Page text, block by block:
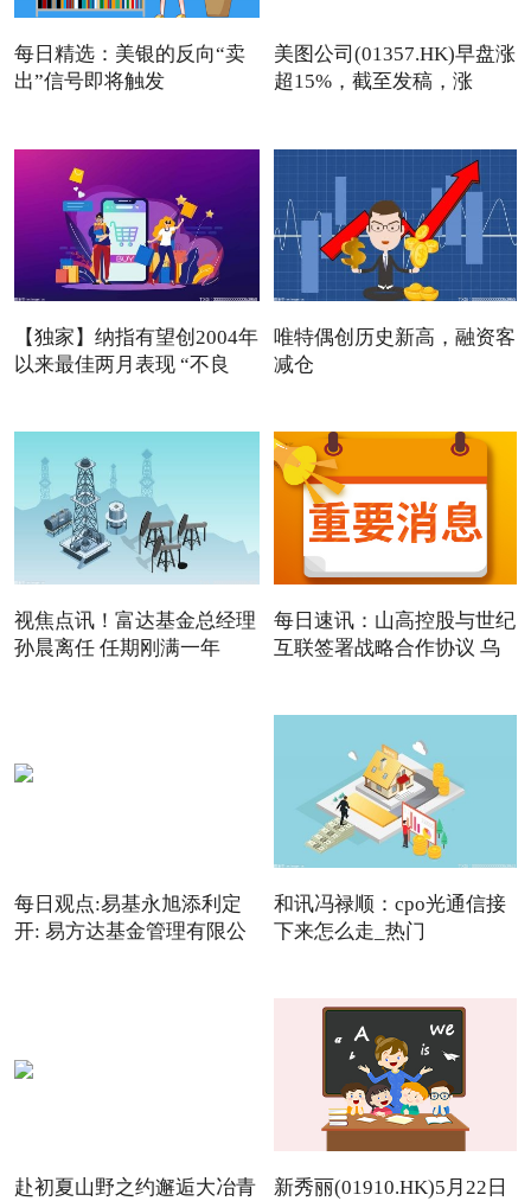
每日精选：美银的反向“卖
出”信号即将触发
美图公司(01357.HK)早盘涨
超15%，截至发稿，涨
【独家】纳指有望创2004年
以来最佳两月表现 “不良
唯特偶创历史新高，融资客
减仓
视焦点讯！富达基金总经理
孙晨离任 任期刚满一年
每日速讯：山高控股与世纪
互联签署战略合作协议 乌
每日观点:易基永旭添利定
开: 易方达基金管理有限公
和讯冯禄顺：cpo光通信接
下来怎么走_热门
赴初夏山野之约邂逅大冶青
新秀丽(01910.HK)5月22日